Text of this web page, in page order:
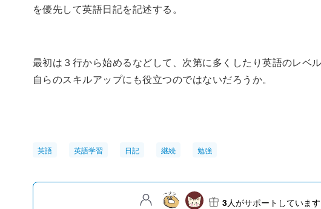
を優先して英語日記を記述する。
最初は３行から始めるなどして、次第に多くしたり英語のレベ
自らのスキルアップにも役立つのではないだろうか。
英語 英語学習 日記 継続 勉強
3人がサポートしています